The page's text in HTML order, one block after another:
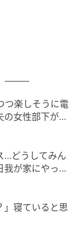
つ楽しそうに電
女性部下が気
…どうしてみん
が家にやって
寝ていると思